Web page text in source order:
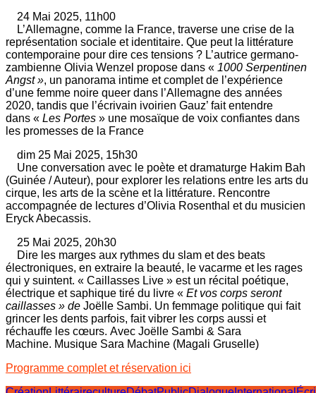
24 Mai 2025, 11h00
L’Allemagne, comme la France, traverse une crise de la
représentation sociale et identitaire. Que peut la littérature
contemporaine pour dire ces tensions ? L’autrice germano-
zambienne Olivia Wenzel propose dans « 1000 Serpentinen
Angst », un panorama intime et complet de l’expérience
d’une femme noire queer dans l’Allemagne des années
2020, tandis que l’écrivain ivoirien Gauz’ fait entendre
dans « Les Portes » une mosaïque de voix confiantes dans
les promesses de la France
dim 25 Mai 2025, 15h30
Une conversation avec le poète et dramaturge Hakim Bah
(Guinée / Auteur), pour explorer les relations entre les arts du
cirque, les arts de la scène et la littérature. Rencontre
accompagnée de lectures d’Olivia Rosenthal et du musicien
Eryck Abecassis.
25 Mai 2025, 20h30
Dire les marges aux rythmes du slam et des beats
électroniques, en extraire la beauté, le vacarme et les rages
qui y suintent. « Caillasses Live » est un récital poétique,
électrique et saphique tiré du livre « Et vos corps seront
caillasses » de Joëlle Sambi. Un femmage politique qui fait
grincer les dents parfois, fait vibrer les corps aussi et
réchauffe les cœurs. Avec Joëlle Sambi & Sara
Machine. Musique Sara Machine (Magali Gruselle)
Programme complet et réservation ici